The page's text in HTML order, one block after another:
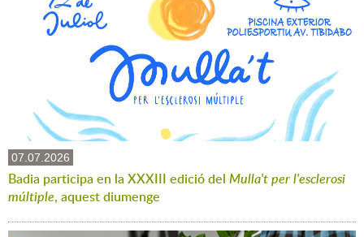
07.07.2026
Badia participa en la XXXIII edició del Mulla't per l'esclerosi
múltiple, aquest diumenge